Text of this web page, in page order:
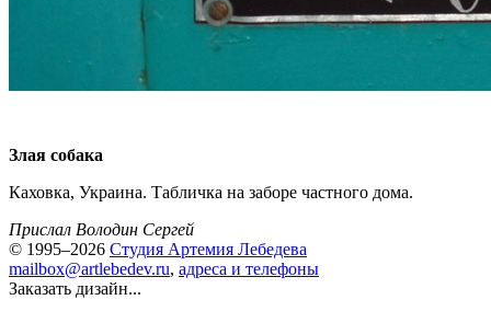
Злая собака
Каховка, Украина. Табличка на заборе частного дома.
Прислал Володин Сергей
© 1995–2026 Студия Артемия Лебедева
mailbox@artlebedev.ru, адреса и телефоны
Заказать дизайн...